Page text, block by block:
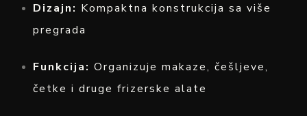
Dizajn: Kompaktna konstrukcija sa više
pregrada
Funkcija: Organizuje makaze, češljeve,
četke i druge frizerske alate